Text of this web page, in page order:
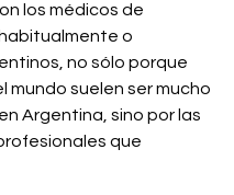
los médicos de
o
no sólo porque
mundo suelen ser mucho
Argentina, sino por las
que